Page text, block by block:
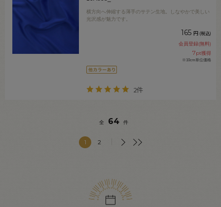
横方向へ伸縮する薄手のサテン生地。しなやかで美しい
光沢感が魅力です。
165 円 (税込)
会員登録(無料)
7pt獲得
※10cm単位価格
2件
全 64 件
1 2